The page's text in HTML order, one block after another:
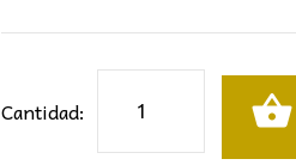
Cantidad:
LECTOR
BOAVISTA